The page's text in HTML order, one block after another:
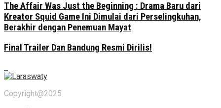
The Affair Was Just the Beginning : Drama Baru dari
Kreator Squid Game Ini Dimulai dari Perselingkuhan,
Berakhir dengan Penemuan Mayat
Final Trailer Dan Bandung Resmi Dirilis!
Copyright@2025